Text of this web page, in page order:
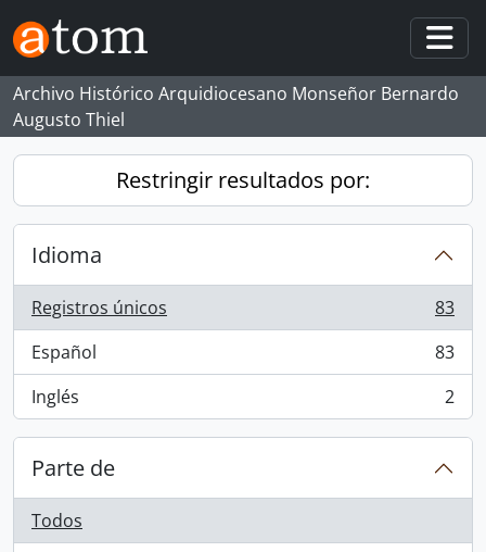
Skip to main content
Archivo Histórico Arquidiocesano Monseñor Bernardo
Augusto Thiel
Restringir resultados por:
Idioma
Registros únicos
, 83 resultados
83
Español
, 83 resultados
83
Inglés
, 2 resultados 2
Parte de
Todos